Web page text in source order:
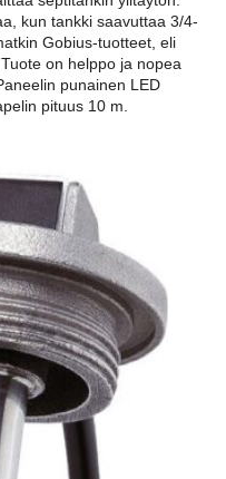
kun tankki saavuttaa 3/4-
Gobius-tuotteet, eli
on helppo ja nopea
punainen LED
pituus 10 m.